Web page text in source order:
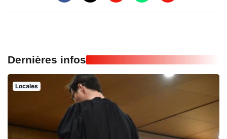
Dernières infos
Locales